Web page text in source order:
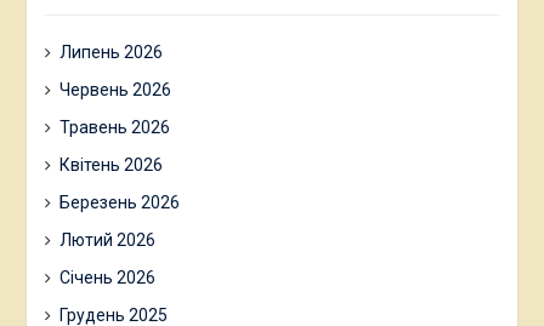
Липень 2026
Червень 2026
Травень 2026
Квітень 2026
Березень 2026
Лютий 2026
Січень 2026
Грудень 2025